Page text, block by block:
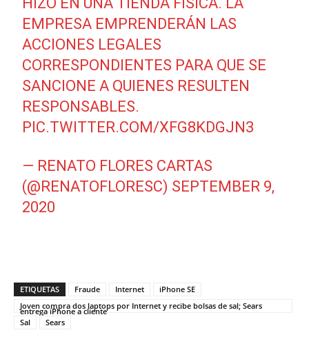
EMPRESA EMPRENDERÁN LAS
ACCIONES LEGALES
CORRESPONDIENTES PARA QUE SE
SANCIONE A QUIENES RESULTEN
RESPONSABLES.
PIC.TWITTER.COM/XFG8KDGJN3
— RENATO FLORES CARTAS
(@RENATOFLORESC) SEPTEMBER 9,
2020
ETIQUETAS Fraude Internet
iPhone SE
Joven compra dos laptops por Internet y recibe bolsas de sal; Sears
entrega iPhone a cliente
Sal
Sears